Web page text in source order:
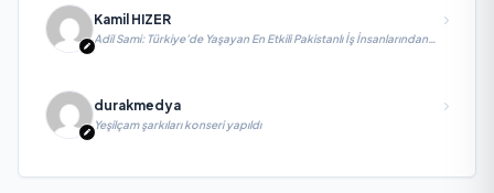
Kamil HIZER
Adil Sami: Türkiye’de Yaşayan En Etkili Pakistanlı İş İnsanlarından
durakmedya
Yeşilçam şarkıları konseri yapıldı